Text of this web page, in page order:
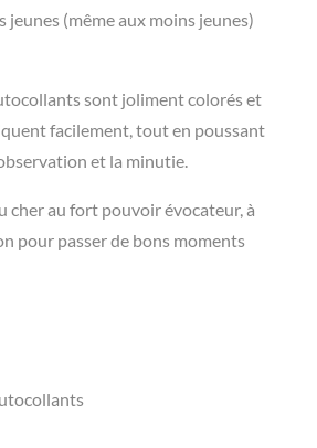
jeunes (même aux moins jeunes)
sont joliment colorés et
facilement, tout en poussant
et la minutie.
cher au fort pouvoir évocateur, à
pour passer de bons moments